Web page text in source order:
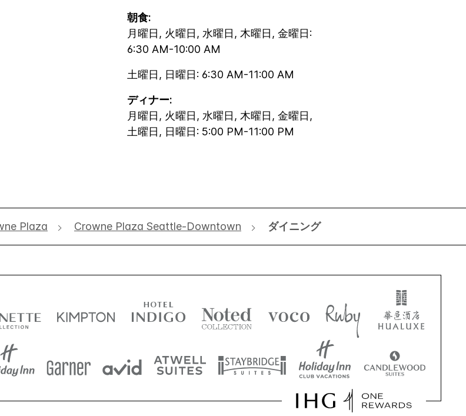
朝食:
月曜日, 火曜日, 水曜日, 木曜日, 金曜日:
6:30 AM-10:00 AM
土曜日, 日曜日: 6:30 AM-11:00 AM
ディナー:
月曜日, 火曜日, 水曜日, 木曜日, 金曜日,
土曜日, 日曜日: 5:00 PM-11:00 PM
Plaza Crowne Plaza Seattle-Downtown ダイニング